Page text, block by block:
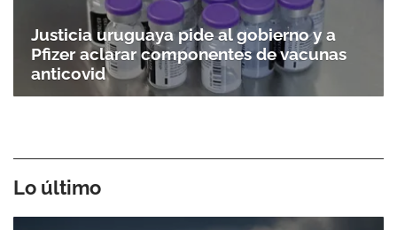
Justicia uruguaya pide al gobierno y a
Pfizer aclarar componentes de vacunas
anticovid
Lo último